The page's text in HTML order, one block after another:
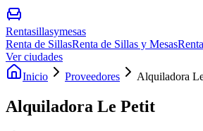
Rentasillasymesas
Renta de SillasRenta de Sillas y Mesas
Ver ciudades
Inicio
Proveedores Alquiladora
Alquiladora Le Petit